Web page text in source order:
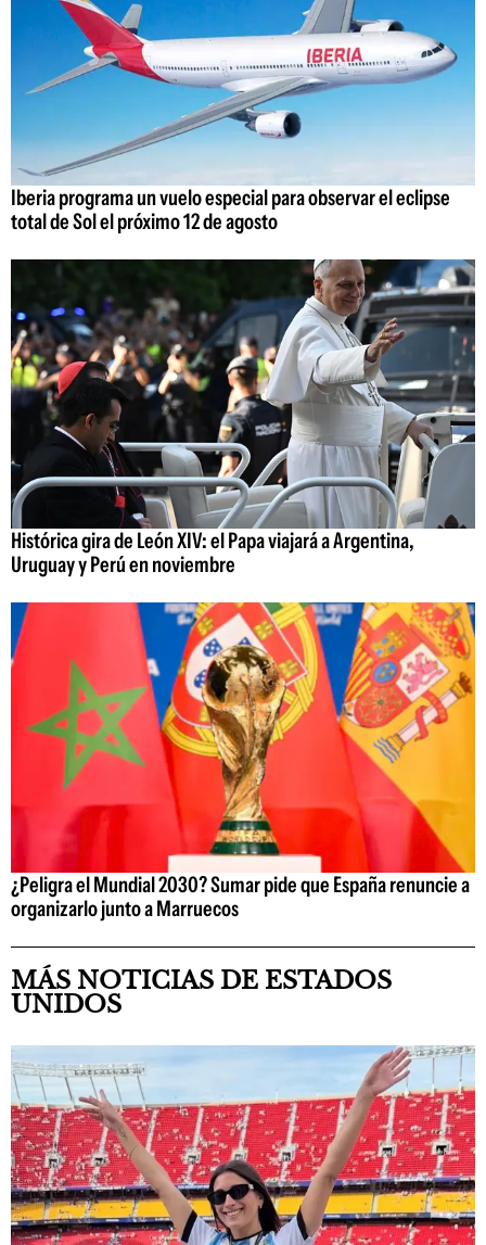
Iberia programa un vuelo especial para observar el eclipse
total de Sol el próximo 12 de agosto
Histórica gira de León XIV: el Papa viajará a Argentina,
Uruguay y Perú en noviembre
¿Peligra el Mundial 2030? Sumar pide que España renuncie a
organizarlo junto a Marruecos
MÁS NOTICIAS DE ESTADOS
UNIDOS